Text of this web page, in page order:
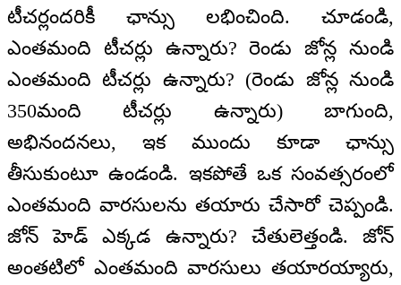
టీచర్లందరికీ ఛాన్సు లభించింది. చూడండి,
ఎంతమంది టీచర్లు ఉన్నారు? రెండు జోన్ల నుండి
ఎంతమంది టీచర్లు ఉన్నారు? (రెండు జోన్ల నుండి
350మంది టీచర్లు ఉన్నారు) బాగుంది,
అభినందనలు, ఇక ముందు కూడా ఛాన్సు
తీసుకుంటూ ఉండండి. ఇకపోతే ఒక సంవత్సరంలో
ఎంతమంది వారసులను తయారు చేసారో చెప్పండి.
జోన్‌ హెడ్‌ ఎక్కడ ఉన్నారు? చేతులెత్తండి. జోన్‌
అంతటిలో ఎంతమంది వారసులు తయారయ్యారు,